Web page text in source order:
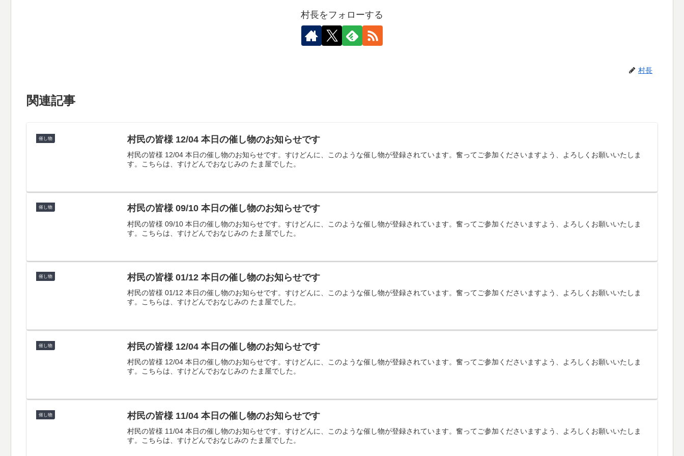
村長をフォローする
村長
関連記事
催し物 村民の皆様 12/04 本日の催し物のお知らせです
村民の皆様 12/04 本日の催し物のお知らせです。すけどんに、このような催し物が登録されています。奮ってご参加くださいますよう、よろしくお願いいたしま
す。こちらは、すけどんでおなじみの たま屋でした。
催し物 村民の皆様 09/10 本日の催し物のお知らせです
村民の皆様 09/10 本日の催し物のお知らせです。すけどんに、このような催し物が登録されています。奮ってご参加くださいますよう、よろしくお願いいたしま
す。こちらは、すけどんでおなじみの たま屋でした。
催し物 村民の皆様 01/12 本日の催し物のお知らせです
村民の皆様 01/12 本日の催し物のお知らせです。すけどんに、このような催し物が登録されています。奮ってご参加くださいますよう、よろしくお願いいたしま
す。こちらは、すけどんでおなじみの たま屋でした。
催し物 村民の皆様 12/04 本日の催し物のお知らせです
村民の皆様 12/04 本日の催し物のお知らせです。すけどんに、このような催し物が登録されています。奮ってご参加くださいますよう、よろしくお願いいたしま
す。こちらは、すけどんでおなじみの たま屋でした。
催し物 村民の皆様 11/04 本日の催し物のお知らせです
村民の皆様 11/04 本日の催し物のお知らせです。すけどんに、このような催し物が登録されています。奮ってご参加くださいますよう、よろしくお願いいたしま
す。こちらは、すけどんでおなじみの たま屋でした。